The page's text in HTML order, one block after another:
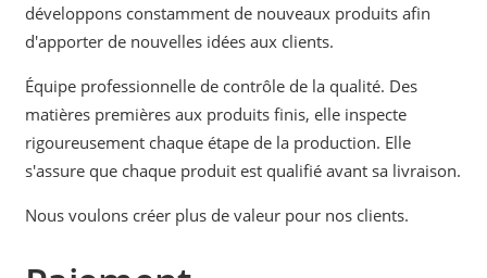
développons constamment de nouveaux produits afin
d'apporter de nouvelles idées aux clients.
Équipe professionnelle de contrôle de la qualité. Des
matières premières aux produits finis, elle inspecte
rigoureusement chaque étape de la production. Elle
s'assure que chaque produit est qualifié avant sa livraison.
Nous voulons créer plus de valeur pour nos clients.